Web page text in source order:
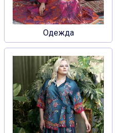
Одежда